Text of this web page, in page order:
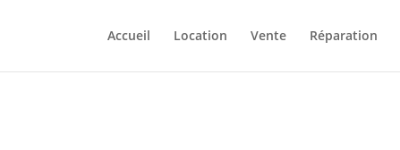
Accueil Location Vente Réparation